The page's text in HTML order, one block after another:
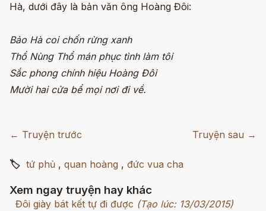
Hà, dưới đây là bản văn ông Hoàng Đôi:
Bảo Hà coi chốn rừng xanh
Thổ Nùng Thổ mán phục tình làm tôi
Sắc phong chính hiệu Hoàng Đôi
Mười hai cửa bể mọi nơi đi về.
← Truyện trước Truyện sau →
🏷 tứ phủ , quan hoàng , đức vua cha
Xem ngay truyện hay khác
Đôi giày bát kết tự đi được (Tạo lúc: 13/03/2015)